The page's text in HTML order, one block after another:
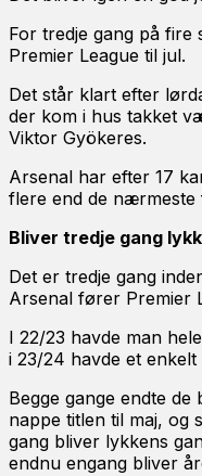
For tredje gang på
Premier League til jul.
Det står klart efter
der kom i hus takket
Viktor Gyökeres.
Arsenal har efter 17
flere end de
Bliver tredje gang
Det er tredje gang
Arsenal fører Premier
I 22/23 havde man
i 23/24 havde et
Begge gange endte
nappe titlen til maj, og
gang bliver lykkens
endnu engang bliver